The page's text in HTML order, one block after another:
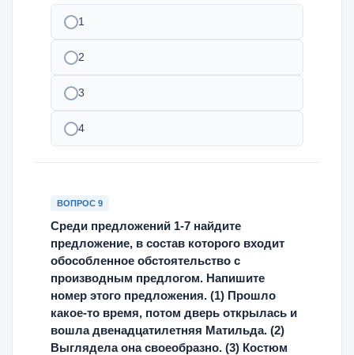
1
2
3
4
ВОПРОС 9
Среди предложений 1-7 найдите
предложение, в состав которого входит
обособленное обстоятельство с
производным предлогом. Напишите
номер этого предложения. (1) Прошло
какое-то время, потом дверь открылась и
вошла двенадцатилетняя Матильда. (2)
Выглядела она своеобразно. (3) Костюм